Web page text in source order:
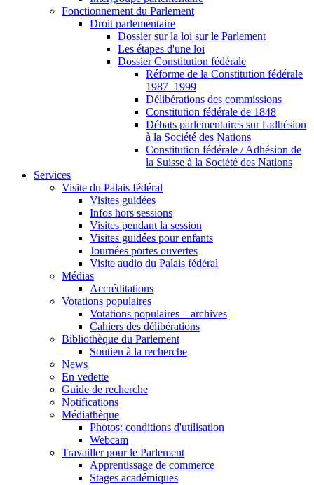
Fonctionnement du Parlement
Droit parlementaire
Dossier sur la loi sur le Parlement
Les étapes d'une loi
Dossier Constitution fédérale
Réforme de la Constitution fédérale
1987–1999
Délibérations des commissions
Constitution fédérale de 1848
Débats parlementaires sur l'adhésion
à la Société des Nations
Constitution fédérale / Adhésion de
la Suisse à la Société des Nations
Services
Visite du Palais fédéral
Visites guidées
Infos hors sessions
Visites pendant la session
Visites guidées pour enfants
Journées portes ouvertes
Visite audio du Palais fédéral
Médias
Accréditations
Votations populaires
Votations populaires – archives
Cahiers des délibérations
Bibliothèque du Parlement
Soutien à la recherche
News
En vedette
Guide de recherche
Notifications
Médiathèque
Photos: conditions d'utilisation
Webcam
Travailler pour le Parlement
Apprentissage de commerce
Stages académiques